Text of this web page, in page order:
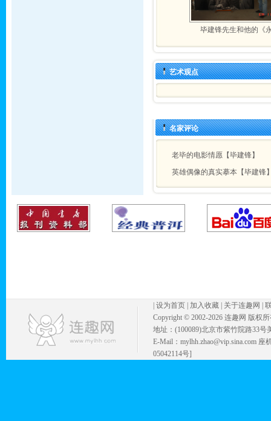
毕建锋先生和他的《
艺术观点
名家评论
老毕的电影情愿【毕建锋】
英雄偶像的真实摹本【毕建锋
设为首页 加入收藏 关于连趣网
Copyright © 2002-2026 连趣网 版权
地址：(100089)北京市紫竹院路33号
E-Mail：mylhh.zhao@vip.sina.com
05042114号]